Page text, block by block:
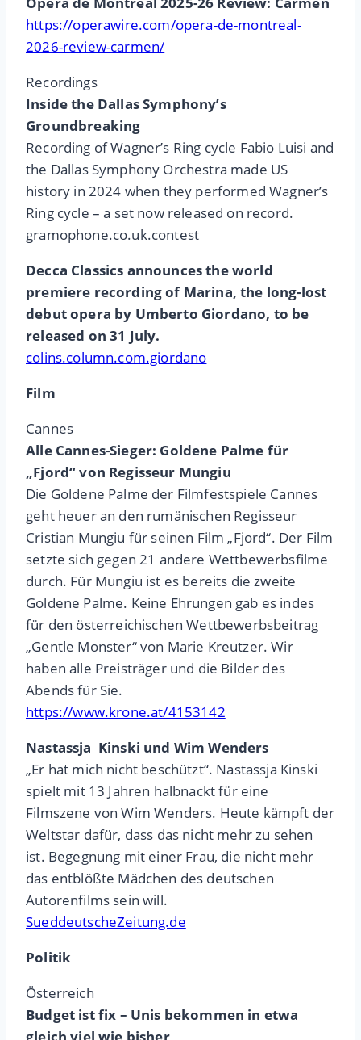
https://operawire.com/opera-de-montreal-
2026-review-carmen/
Recordings
Inside the Dallas Symphony’s
Groundbreaking
Recording of Wagner’s Ring cycle Fabio Luisi and
the Dallas Symphony Orchestra made US
history in 2024 when they performed Wagner’s
Ring cycle – a set now released on record.
gramophone.co.uk.contest
Decca Classics announces the world
premiere recording of Marina, the long-lost
debut opera by Umberto Giordano, to be
released on 31 July.
colins.column.com.giordano
Film
Cannes
Alle Cannes-Sieger: Goldene Palme für
„Fjord“ von Regisseur Mungiu
Die Goldene Palme der Filmfestspiele Cannes
geht heuer an den rumänischen Regisseur
Cristian Mungiu für seinen Film „Fjord“. Der Film
setzte sich gegen 21 andere Wettbewerbsfilme
durch. Für Mungiu ist es bereits die zweite
Goldene Palme. Keine Ehrungen gab es indes
für den österreichischen Wettbewerbsbeitrag
„Gentle Monster“ von Marie Kreutzer. Wir
haben alle Preisträger und die Bilder des
Abends für Sie.
https://www.krone.at/4153142
Nastassja Kinski und Wim Wenders
„Er hat mich nicht beschützt“. Nastassja Kinski
spielt mit 13 Jahren halbnackt für eine
Filmszene von Wim Wenders. Heute kämpft der
Weltstar dafür, dass das nicht mehr zu sehen
ist. Begegnung mit einer Frau, die nicht mehr
das entblößte Mädchen des deutschen
Autorenfilms sein will.
SueddeutscheZeitung.de
Politik
Österreich
Budget ist fix – Unis bekommen in etwa